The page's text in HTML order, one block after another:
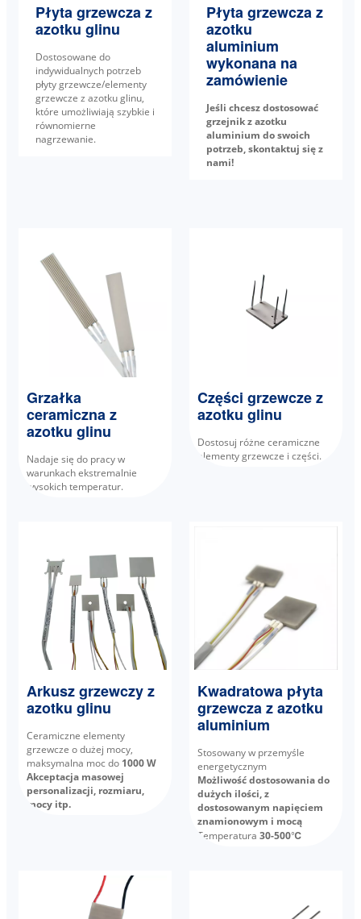
Płyta grzewcza z
azotku glinu
Dostosowane do
indywidualnych potrzeb
płyty grzewcze/elementy
grzewcze z azotku glinu,
które umożliwiają szybkie i
równomierne
nagrzewanie.
Płyta grzewcza z
azotku
aluminium
wykonana na
zamówienie
Jeśli chcesz dostosować
grzejnik z azotku
aluminium do swoich
potrzeb, skontaktuj się z
nami!
Grzałka
ceramiczna z
azotku glinu
Nadaje się do pracy w
warunkach ekstremalnie
wysokich temperatur.
Części grzewcze z
azotku glinu
Dostosuj różne ceramiczne
elementy grzewcze i części.
Arkusz grzewczy z
azotku glinu
Ceramiczne elementy
grzewcze o dużej mocy,
maksymalna moc do 1000 W
Akceptacja masowej
personalizacji, rozmiaru,
mocy itp.
Kwadratowa płyta
grzewcza z azotku
aluminium
Stosowany w przemyśle
energetycznym
Możliwość dostosowania do
dużych ilości, z
dostosowanym napięciem
znamionowym i mocą
Temperatura30-500℃